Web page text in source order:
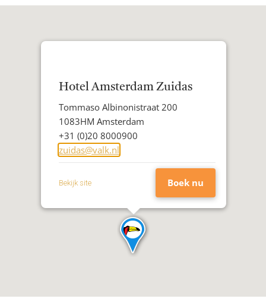
Hotel Amsterdam Zuidas
Adres
Tommaso Albinonistraat 200
Postcode
Woonplaats
1083HM Amsterdam
Telefoon
+31 (0)20 8000900
E-
mailadres
zuidas@valk.nl
Bekijk site Boek nu